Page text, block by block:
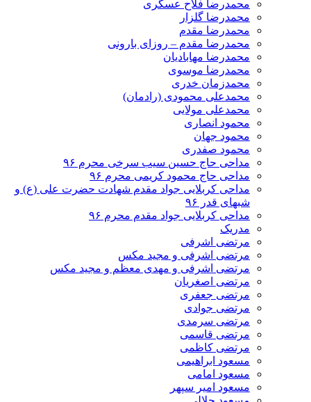
محمدرضا فلاح عسگری
محمدرضا گلزار
محمدرضا مقدم
محمدرضا مقدم – روزای بارونی
محمدرضا مهابادیان
محمدرضا موسوی
محمدزمان خدری
محمدعلی محمودی (رادمان)
محمدعلی مولایی
محمود انصاری
محمود جهان
محمود صفدری
مداحی حاج حسین سیب سرخی محرم ۹۶
مداحی حاج محمود کریمی محرم ۹۶
مداحی کربلایی جواد مقدم شهادت حضرت علی (ع) و
شبهای قدر ۹۶
مداحی کربلایی جواد مقدم محرم ۹۶
مدریک
مرتضی اشرفی
مرتضی اشرفی و مجید مکس
مرتضی اشرفی و مهدی معظم و مجید مکس
مرتضی اصغریان
مرتضی جعفری
مرتضی جوادی
مرتضی سرمدی
مرتضی قاسمی
مرتضی کاظمی
مسعود ابراهیمی
مسعود امامی
مسعود امیر سپهر